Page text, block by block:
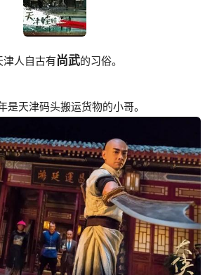
津人自古有尚武的习俗。
是天津码头搬运货物的小哥。